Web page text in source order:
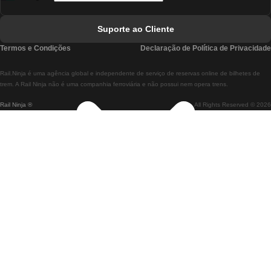
Comboios De Lisboa A Braga
Comboios De Braga A Lisboa
Rail Ninja ® All Rights Reserved © 2026
Rail.Ninja é uma agência global e independente de serviço de reservas online de bilhetes de
trem. A Rail Ninja não é uma companhia ferroviária e não possui nem opera trens.
Suporte ao Cliente
Termos e Condições Declaração de Política de Privacidade